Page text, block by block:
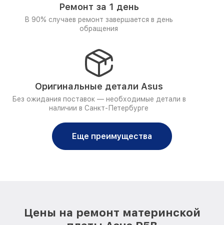
Ремонт за 1 день
В 90% случаев ремонт завершается в день
обращения
Оригинальные детали Asus
Без ожидания поставок — необходимые детали в
наличии в Санкт-Петербурге
Еще преимущества
Цены на ремонт материнской